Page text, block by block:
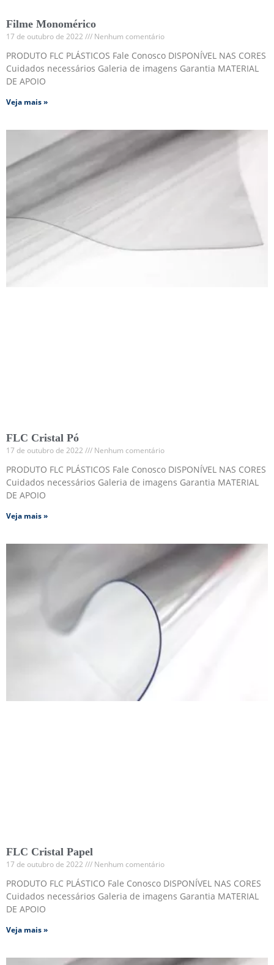
Filme Monomérico
17 de outubro de 2022 Nenhum comentário
PRODUTO FLC PLÁSTICOS Fale Conosco DISPONÍVEL NAS CORES
Cuidados necessários Galeria de imagens Garantia MATERIAL
DE APOIO
Veja mais »
FLC Cristal Pó
17 de outubro de 2022 Nenhum comentário
PRODUTO FLC PLÁSTICOS Fale Conosco DISPONÍVEL NAS CORES
Cuidados necessários Galeria de imagens Garantia MATERIAL
DE APOIO
Veja mais »
FLC Cristal Papel
17 de outubro de 2022 Nenhum comentário
PRODUTO FLC PLÁSTICO Fale Conosco DISPONÍVEL NAS CORES
Cuidados necessários Galeria de imagens Garantia MATERIAL
DE APOIO
Veja mais »